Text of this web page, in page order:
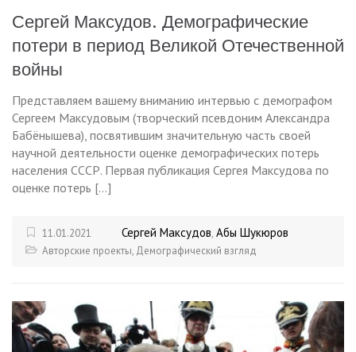
Сергей Максудов. Демографические
потери в период Великой Отечественной
войны
Представляем вашему вниманию интервью с демографом
Сергеем Максудовым (творческий псевдоним Александра
Бабёнышева), посвятившим значительную часть своей
научной деятельности оценке демографических потерь
населения СССР. Первая публикация Сергея Максудова по
оценке потерь […]
11.01.2021 Сергей Максудов, Абы Шукюров
Авторские проекты, Демографический взгляд